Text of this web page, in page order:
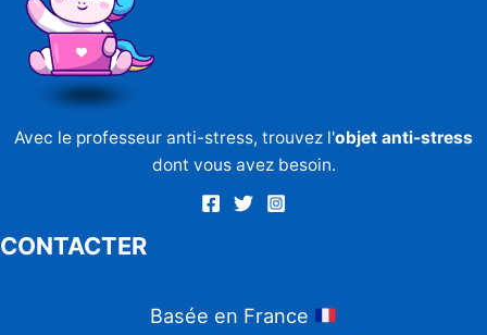
Avec le professeur anti-stress, trouvez l'objet anti-stress
dont vous avez besoin.
CONTACTER
Basée en France